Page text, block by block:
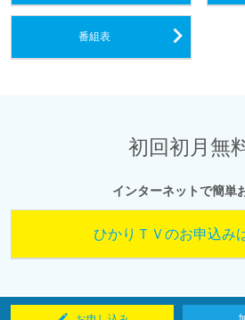
番組表
初回初月無
インターネットで簡単
ひかりＴＶのお申込み